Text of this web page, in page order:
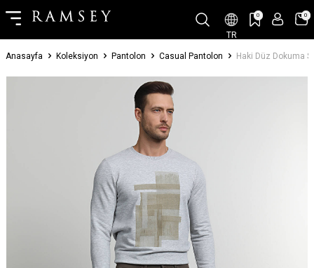
TR
0 0
Anasayfa Koleksiyon Pantolon Casual Pantolon Haki Düz Dokuma